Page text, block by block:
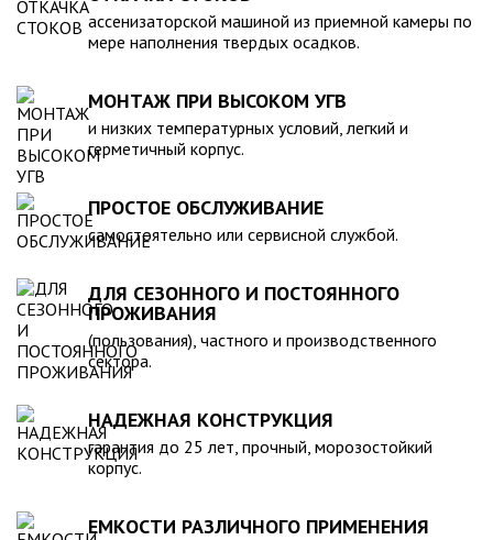
компанией, произведена в полном соответствии с
действующими стандартами и полностью безопасна в
экологическом отношении.
ассенизаторской машиной из приемной камеры по
мере наполнения твердых осадков.
МОНТАЖ ПРИ ВЫСОКОМ УГВ
и низких температурных условий, легкий и
герметичный корпус.
ПРОСТОЕ ОБСЛУЖИВАНИЕ
самостоятельно или сервисной службой.
ДЛЯ СЕЗОННОГО И ПОСТОЯННОГО
ПРОЖИВАНИЯ
(пользования), частного и производственного
сектора.
НАДЕЖНАЯ КОНСТРУКЦИЯ
гарантия до 25 лет, прочный, морозостойкий
корпус.
ЕМКОСТИ РАЗЛИЧНОГО ПРИМЕНЕНИЯ